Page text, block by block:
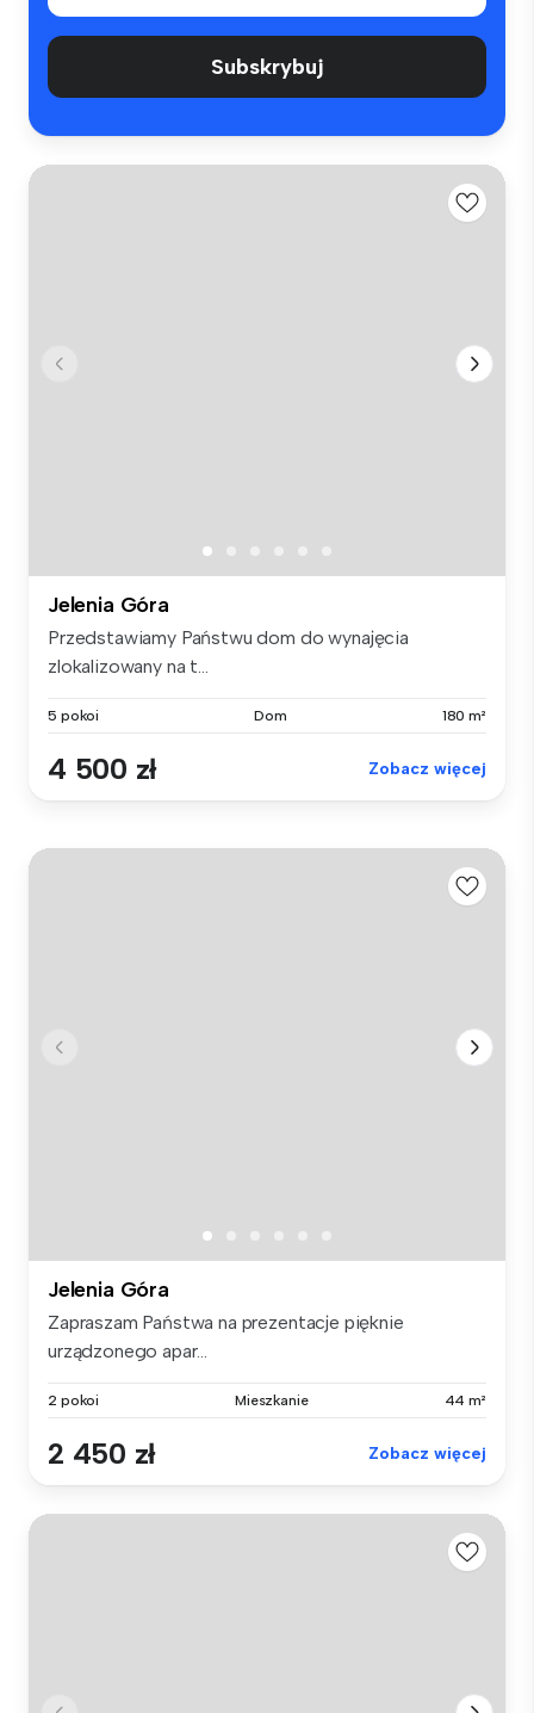
Subskrybuj
Jelenia Góra
Przedstawiamy Państwu dom do wynajęcia
zlokalizowany na t...
5 pokoi Dom 180 m²
4 500 zł Zobacz więcej
Jelenia Góra
Zapraszam Państwa na prezentacje pięknie
urządzonego apar...
2 pokoi Mieszkanie 44 m²
2 450 zł Zobacz więcej